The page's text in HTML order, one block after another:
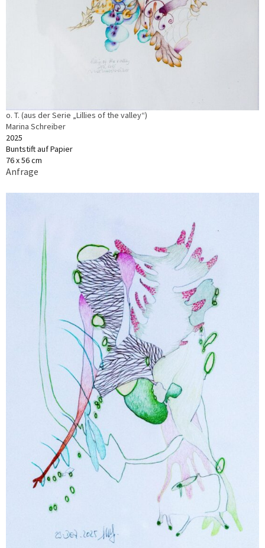
o. T. (aus der Serie „Lillies of the valley“)
Marina Schreiber
2025
Buntstift auf Papier
76 x 56 cm
Anfrage